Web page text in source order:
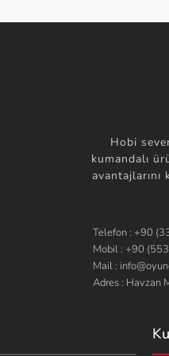
Hobi
kumandalı
Telefon : +90
Mobil : +90
Mail :
Adres : Havzan